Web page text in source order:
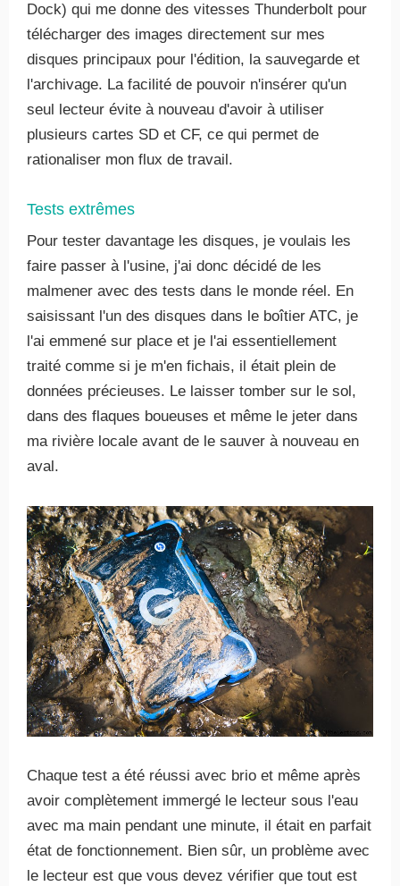
Dock) qui me donne des vitesses Thunderbolt pour
télécharger des images directement sur mes
disques principaux pour l'édition, la sauvegarde et
l'archivage. La facilité de pouvoir n'insérer qu'un
seul lecteur évite à nouveau d'avoir à utiliser
plusieurs cartes SD et CF, ce qui permet de
rationaliser mon flux de travail.
Tests extrêmes
Pour tester davantage les disques, je voulais les
faire passer à l'usine, j'ai donc décidé de les
malmener avec des tests dans le monde réel. En
saisissant l'un des disques dans le boîtier ATC, je
l'ai emmené sur place et je l'ai essentiellement
traité comme si je m'en fichais, il était plein de
données précieuses. Le laisser tomber sur le sol,
dans des flaques boueuses et même le jeter dans
ma rivière locale avant de le sauver à nouveau en
aval.
Chaque test a été réussi avec brio et même après
avoir complètement immergé le lecteur sous l'eau
avec ma main pendant une minute, il était en parfait
état de fonctionnement. Bien sûr, un problème avec
le lecteur est que vous devez vérifier que tout est